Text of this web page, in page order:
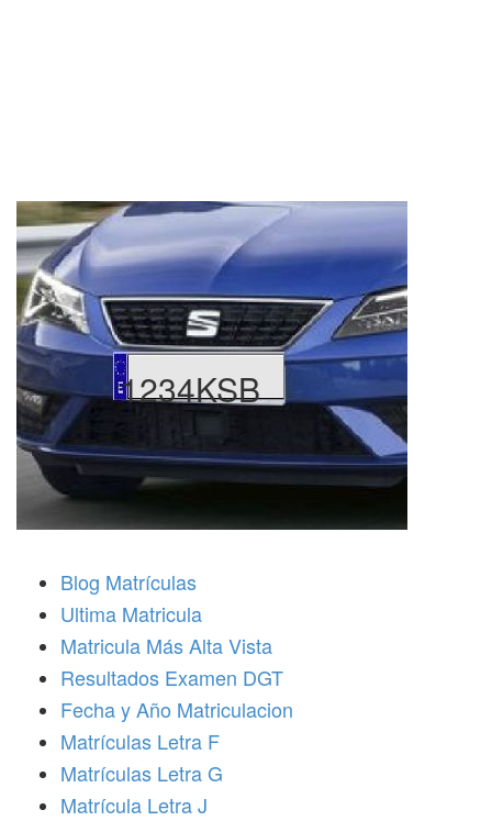
1234KSB
Blog Matrículas
Ultima Matricula
Matricula Más Alta Vista
Resultados Examen DGT
Fecha y Año Matriculacion
Matrículas Letra F
Matrículas Letra G
Matrícula Letra J